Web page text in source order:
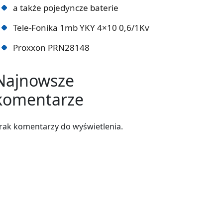
a także pojedyncze baterie
Tele-Fonika 1mb YKY 4×10 0,6/1Kv
Proxxon PRN28148
komentarzy do wyświetlenia.